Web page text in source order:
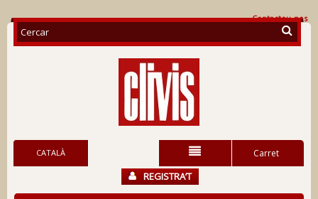
Contacteu-nos
Carret
CATALÀ
REGISTRA’T